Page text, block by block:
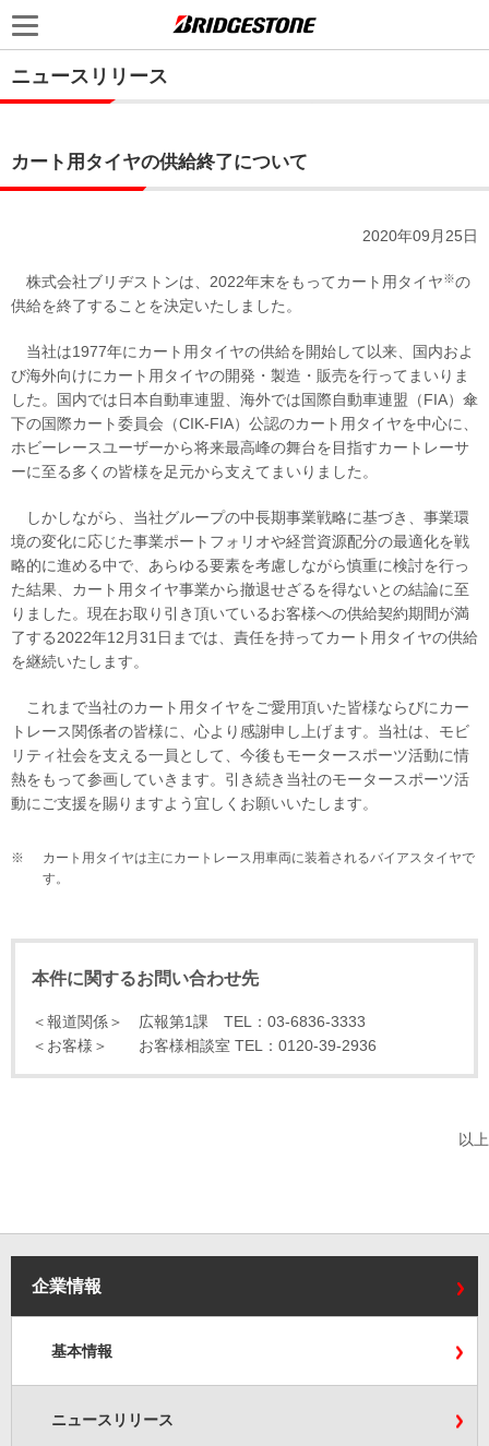
ニュースリリース
カート用タイヤの供給終了について
2020年09月25日
株式会社ブリヂストンは、2022年末をもってカート用タイヤ※の
供給を終了することを決定いたしました。
当社は1977年にカート用タイヤの供給を開始して以来、国内およ
び海外向けにカート用タイヤの開発・製造・販売を行ってまいりま
した。国内では日本自動車連盟、海外では国際自動車連盟（FIA）傘
下の国際カート委員会（CIK-FIA）公認のカート用タイヤを中心に、
ホビーレースユーザーから将来最高峰の舞台を目指すカートレーサ
ーに至る多くの皆様を足元から支えてまいりました。
しかしながら、当社グループの中長期事業戦略に基づき、事業環
境の変化に応じた事業ポートフォリオや経営資源配分の最適化を戦
略的に進める中で、あらゆる要素を考慮しながら慎重に検討を行っ
た結果、カート用タイヤ事業から撤退せざるを得ないとの結論に至
りました。現在お取り引き頂いているお客様への供給契約期間が満
了する2022年12月31日までは、責任を持ってカート用タイヤの供給
を継続いたします。
これまで当社のカート用タイヤをご愛用頂いた皆様ならびにカー
トレース関係者の皆様に、心より感謝申し上げます。当社は、モビ
リティ社会を支える一員として、今後もモータースポーツ活動に情
熱をもって参画していきます。引き続き当社のモータースポーツ活
動にご支援を賜りますよう宜しくお願いいたします。
※
カート用タイヤは主にカートレース用車両に装着されるバイアスタイヤで
す。
本件に関するお問い合わせ先
＜報道関係＞ 広報第1課 TEL：03-6836-3333
＜お客様＞ お客様相談室 TEL：0120-39-2936
以上
企業情報
基本情報
ニュースリリース